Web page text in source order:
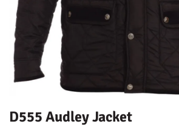
D555 Audley Jacket